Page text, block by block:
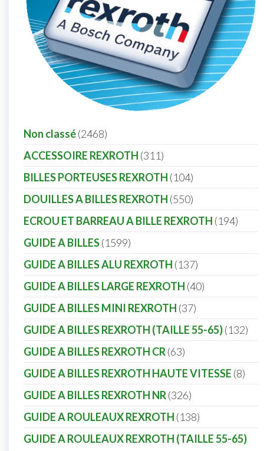
Non classé 2468
ACCESSOIRE REXROTH 311
BILLES PORTEUSES REXROTH 104
DOUILLES A BILLES REXROTH 550
ECROU ET BARREAU A BILLE REXROTH 194
GUIDE A BILLES 1599
GUIDE A BILLES ALU REXROTH 137
GUIDE A BILLES LARGE REXROTH 40
GUIDE A BILLES MINI REXROTH 37
GUIDE A BILLES REXROTH (TAILLE 55-65) 132
GUIDE A BILLES REXROTH CR 63
GUIDE A BILLES REXROTH HAUTE VITESSE 8
GUIDE A BILLES REXROTH NR 326
GUIDE A ROULEAUX REXROTH 138
GUIDE A ROULEAUX REXROTH (TAILLE 55-65)